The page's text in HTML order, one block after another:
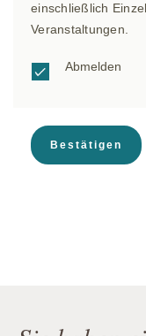
einschließlich
Veranstaltungen.
Abmelden